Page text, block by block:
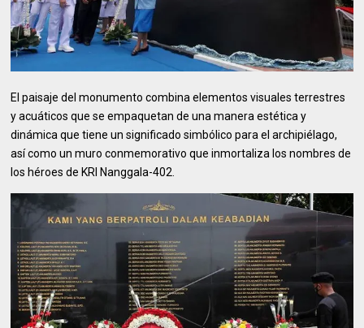
El paisaje del monumento combina elementos visuales terrestres
y acuáticos que se empaquetan de una manera estética y
dinámica que tiene un significado simbólico para el archipiélago,
así como un muro conmemorativo que inmortaliza los nombres de
los héroes de KRI Nanggala-402.